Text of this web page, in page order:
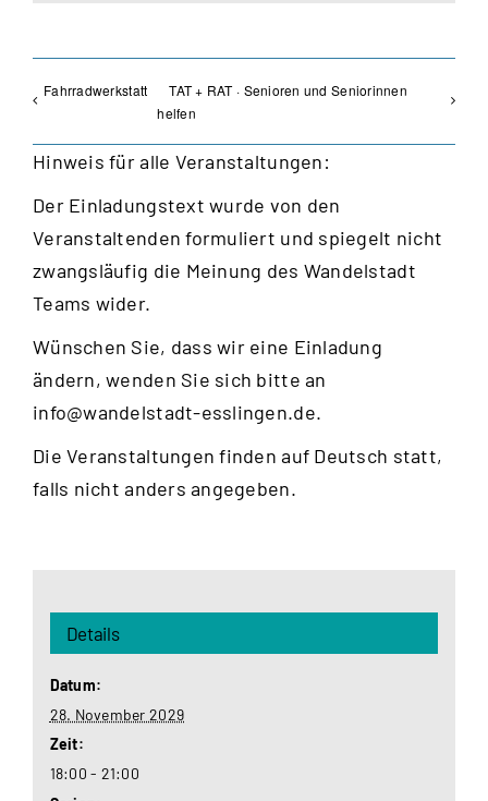
Fahrradwerkstatt
TAT + RAT · Senioren und Seniorinnen
helfen
Hinweis für alle Veranstaltungen:
Der Einladungstext wurde von den
Veranstaltenden formuliert und spiegelt nicht
zwangsläufig die Meinung des Wandelstadt
Teams wider.
Wünschen Sie, dass wir eine Einladung
ändern, wenden Sie sich bitte an
info@wandelstadt-esslingen.de.
Die Veranstaltungen finden auf Deutsch statt,
falls nicht anders angegeben.
Details
Datum:
28. November 2029
Zeit:
18:00 - 21:00